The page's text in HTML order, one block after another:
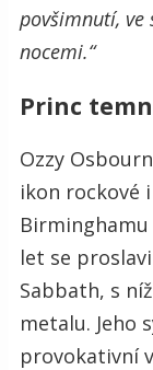
povšimnutí, ve
nocemi.“
Princ
Ozzy
ikon rockové
Birminghamu
let se
Sabbath, s
metalu. Jeho
provokativní